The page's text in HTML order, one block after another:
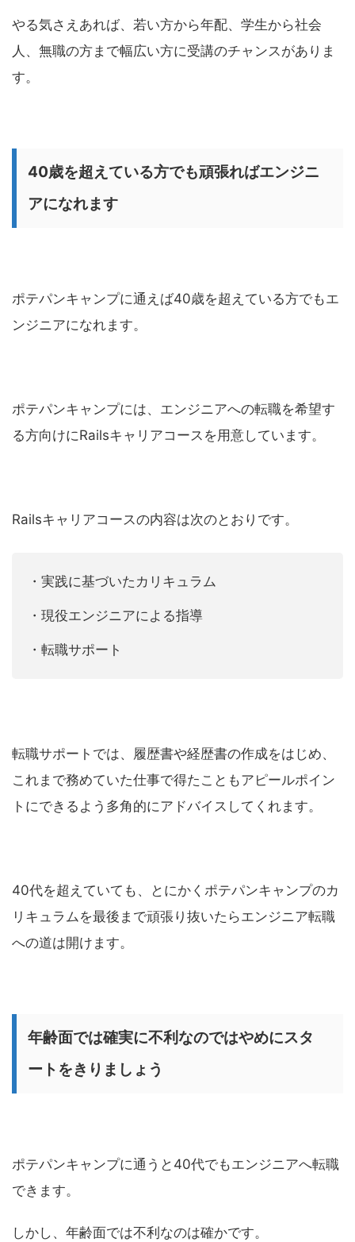
やる気さえあれば、若い方から年配、学生から社会
人、無職の方まで幅広い方に受講のチャンスがありま
す。
40歳を超えている方でも頑張ればエンジニ
アになれます
ポテパンキャンプに通えば40歳を超えている方でもエ
ンジニアになれます。
ポテパンキャンプには、エンジニアへの転職を希望す
る方向けにRailsキャリアコースを用意しています。
Railsキャリアコースの内容は次のとおりです。
・実践に基づいたカリキュラム
・現役エンジニアによる指導
・転職サポート
転職サポートでは、履歴書や経歴書の作成をはじめ、
これまで務めていた仕事で得たこともアピールポイン
トにできるよう多角的にアドバイスしてくれます。
40代を超えていても、とにかくポテパンキャンプのカ
リキュラムを最後まで頑張り抜いたらエンジニア転職
への道は開けます。
年齢面では確実に不利なのではやめにスタ
ートをきりましょう
ポテパンキャンプに通うと40代でもエンジニアへ転職
できます。
しかし、年齢面では不利なのは確かです。